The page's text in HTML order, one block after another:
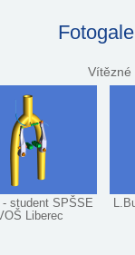
Vítězné
student SPŠSE
Liberec